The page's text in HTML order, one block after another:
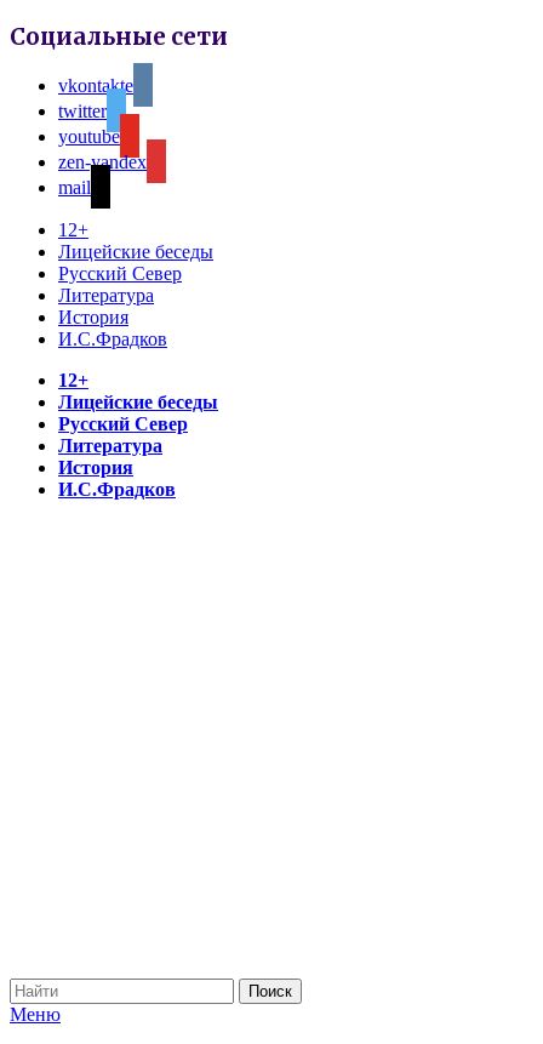
Социальные сети
vkontakte
twitter
youtube
zen-yandex
mail
12+
Лицейские беседы
Русский Север
Литература
История
И.С.Фрадков
12+
Лицейские беседы
Русский Север
Литература
История
И.С.Фрадков
Меню